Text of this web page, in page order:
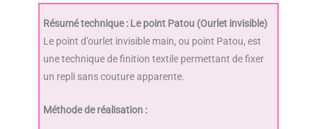
Résumé technique : Le point Patou (Ourlet invisible)
Le point d’ourlet invisible main, ou point Patou, est
une technique de finition textile permettant de fixer
un repli sans couture apparente.
Méthode de réalisation :